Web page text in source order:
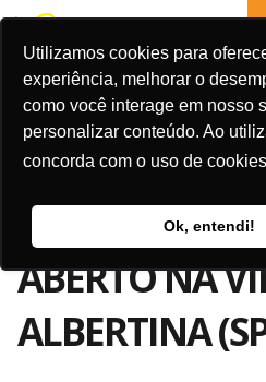
Utilizamos cookies para
experiência, melhorar o
como você interage em nosso
personalizar conteúdo. Ao
concorda com o uso de
Ok, entendi!
ABRIL
CAMINHADA A
ABERTO NA
ALBERTINA